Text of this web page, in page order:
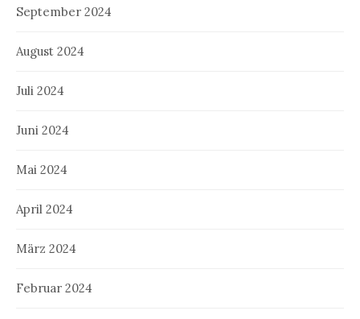
September 2024
August 2024
Juli 2024
Juni 2024
Mai 2024
April 2024
März 2024
Februar 2024